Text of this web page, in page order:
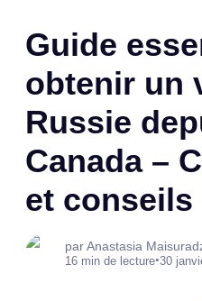
Guide
obtenir un
Russie
Canada –
et conseils
par Anastasia
16 min de lecture•30